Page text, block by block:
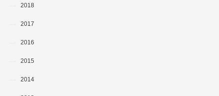
2018
2017
2016
2015
2014